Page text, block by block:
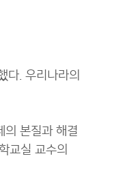
다. 우리나라의
의 본질과 해결
교실 교수의